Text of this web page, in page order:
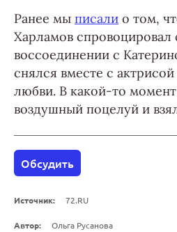
Ранее мы писали о том,
Харламов спровоцировал
воссоединении с
снялся вместе с
любви. В какой-то
воздушный поцелуй и
Обсудить
Источник: 72.RU
Автор: Ольга Русанова